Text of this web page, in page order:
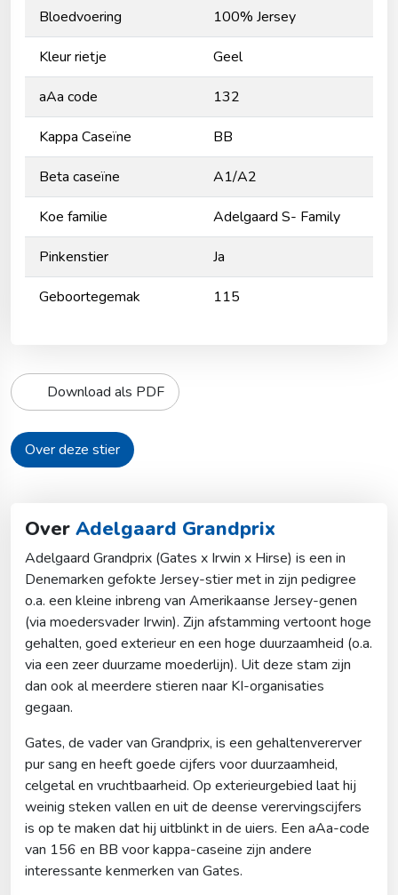
Bloedvoering 100% Jersey
Kleur rietje Geel
aAa code 132
Kappa Caseïne BB
Beta caseïne A1/A2
Koe familie Adelgaard S- Family
Pinkenstier Ja
Geboortegemak 115
Over deze stier
Download als PDF
Over Adelgaard Grandprix
Adelgaard Grandprix (Gates x Irwin x Hirse) is een in
Denemarken gefokte Jersey-stier met in zijn pedigree
o.a. een kleine inbreng van Amerikaanse Jersey-genen
(via moedersvader Irwin). Zijn afstamming vertoont hoge
gehalten, goed exterieur en een hoge duurzaamheid (o.a.
via een zeer duurzame moederlijn). Uit deze stam zijn
dan ook al meerdere stieren naar KI-organisaties
gegaan.
Gates, de vader van Grandprix, is een gehaltenvererver
pur sang en heeft goede cijfers voor duurzaamheid,
celgetal en vruchtbaarheid. Op exterieurgebied laat hij
weinig steken vallen en uit de deense verervingscijfers
is op te maken dat hij uitblinkt in de uiers. Een aAa-code
van 156 en BB voor kappa-caseine zijn andere
interessante kenmerken van Gates.